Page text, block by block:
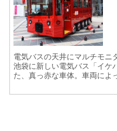
電気バスの天井にマルチモニ
池袋に新しい電気バス「イケ
た、真っ赤な車体。車両によ